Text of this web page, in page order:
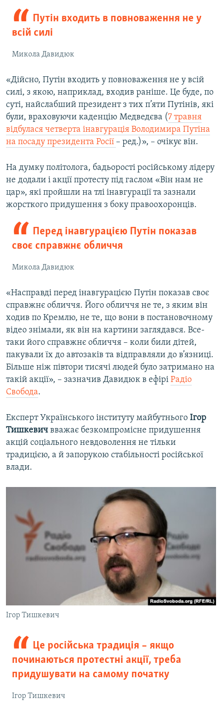
Путін входить в повноваження не у
всій силі
Микола Давидюк
«Дійсно, Путін входить у повноваження не у всій
силі, з якою, наприклад, входив раніше. Це буде, по
суті, найслабший президент з тих п’яти Путінів, які
були, враховуючи каденцію Медведєва (7 травня
відбулася четверта інавгурація Володимира Путіна
на посаду президента Росії – ред.)», – очікує він.
На думку політолога, бадьорості російському лідеру
не додали і акції протесту під гаслом «Він нам не
цар», які пройшли на тлі інавгурації та зазнали
жорсткого придушення з боку правоохоронців.
Перед інавгурацією Путін показав
своє справжнє обличчя
Микола Давидюк
«Насправді перед інавгурацією Путін показав своє
справжнє обличчя. Його обличчя не те, з яким він
ходив по Кремлю, не те, що вони в постановочному
відео знімали, як він на картини заглядався. Все-
таки його справжнє обличчя – коли били дітей,
пакували їх до автозаків та відправляли до в’язниці.
Більше ніж півтори тисячі людей було затримано на
такій акції», – зазначив Давидюк в ефірі Радіо
Свобода.
Експерт Українського інституту майбутнього Ігор
Тишкевич вважає безкомпромісне придушення
акцій соціального невдоволення не тільки
традицією, а й запорукою стабільності російської
влади.
Ігор Тишкевич
Це російська традиція – якщо
починаються протестні акції, треба
придушувати на самому початку
Ігор Тишкевич